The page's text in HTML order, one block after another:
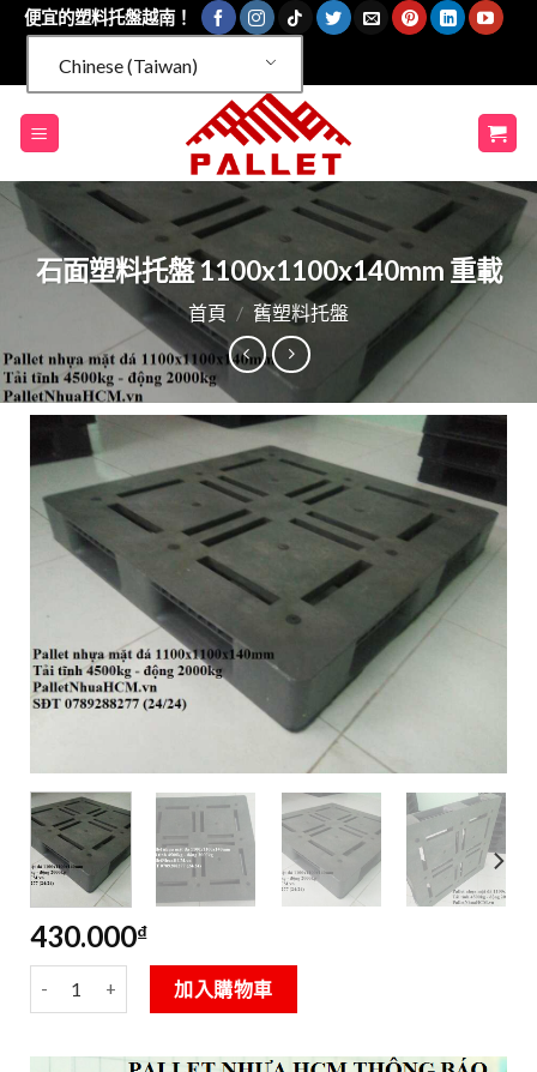
便宜的塑料托盤越南！
Chinese (Taiwan)
石面塑料托盤 1100x1100x140mm 重載
首頁 / 舊塑料托盤
430.000₫
Pallet nhựa mặt đá 1100x1100x140mm chịu tải nặng 數量
加入購物車